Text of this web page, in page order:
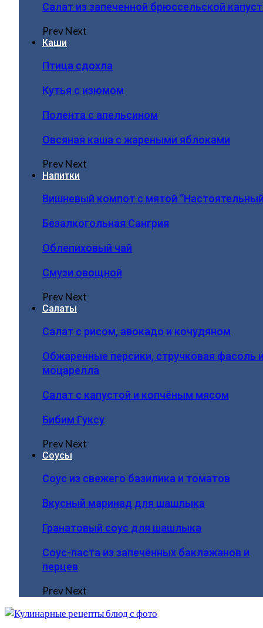
Салат из запеченной брюссельской
PrevNext
Каши
Птица сдохла
Кутья с изюмом
Полента с апельсином
Овсяная каша с жареными яблоками
PrevNext
Напитки
Вишневый компот с мятой
Безалкогольная Сангрия
Облепиховый чай
Смузи овощной
PrevNext
Салаты
Салат с рисом, авокадо и кочудяном
Обжаренные персики, стручковая фасоль
моцарелла
Салат с капустой и копчёным мясом
Бибим Гуксу
PrevNext
Соусы
Соус из свежего базилика и томатов
Вкусный маринад для шашлыка
Гранатовый соус для шашлыка
Соус-паста из запечённых баклажанов и
перцев
PrevNext